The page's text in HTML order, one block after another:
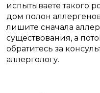
испытываете такого
дом полон
лишите сначала
существования, а
обратитесь за
аллергологу.